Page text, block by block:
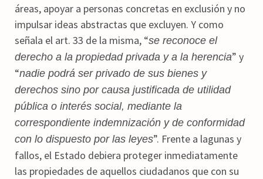
áreas, apoyar a personas concretas en exclusión y no
impulsar ideas abstractas que excluyen. Y como
señala el art. 33 de la misma, “se reconoce el
derecho a la propiedad privada y a la herencia” y
“nadie podrá ser privado de sus bienes y
derechos sino por causa justificada de utilidad
pública o interés social, mediante la
correspondiente indemnización y de conformidad
con lo dispuesto por las leyes”. Frente a lagunas y
fallos, el Estado debiera proteger inmediatamente
las propiedades de aquellos ciudadanos que con su